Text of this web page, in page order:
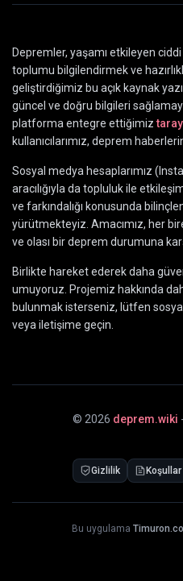
Depremler, yaşamı etkileyen
toplumu bilgilendirmek ve
geliştirdiğimiz bu açık kaynak
güncel ve doğru bilgileri
platforma entegre ettiğimiz
kullanıcılarımız, deprem
Sosyal medya hesaplarımız
aracılığıyla da topluluk ile
ve farkındalığı konusunda
yürütmekteyiz. Amacımız, her
ve olası bir deprem durumuna
Birlikte hareket ederek daha
umuyoruz. Projemiz hakkında
bulunmak isterseniz, lütfen
veya iletişime geçin.
© 2026 deprem.wiki
Gizlilik Koşullar
Bu uygulama